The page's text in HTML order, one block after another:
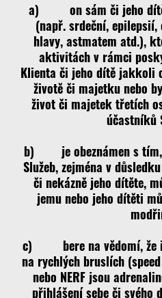
a) on sám či jeho dítě
(např. srdeční,
hlavy, astmatem atd.),
aktivitách v rámci
Klienta či jeho dítě jakkoli
životě či majetku nebo
život či majetek třetích
účastníků
b) je obeznámen s tím,
Služeb, zejména v
či nekázně jeho dítěte,
jemu nebo jeho dítěti
c) bere na vědomí, že
na rychlých bruslích
nebo NERF jsou
přihlášení sebe či svého